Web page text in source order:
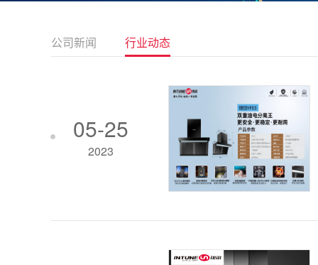
公司新闻 行业动态
05-25
2023